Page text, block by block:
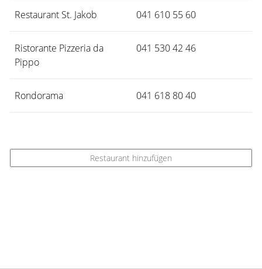
Restaurant St. Jakob 041 610 55 60
Ristorante Pizzeria da
Pippo
041 530 42 46
Rondorama 041 618 80 40
Restaurant hinzufügen